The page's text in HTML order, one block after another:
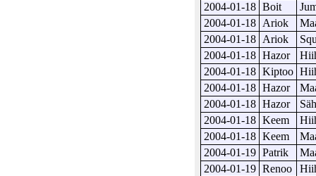
2004-01-18 Boit
2004-01-18 Ariok
2004-01-18 Ariok
2004-01-18 Hazor
2004-01-18 Kiptoo
2004-01-18 Hazor
2004-01-18 Hazor
2004-01-18 Keem
2004-01-18 Keem
2004-01-19 Patrik
2004-01-19 Renoo